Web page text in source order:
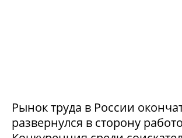
Рынок труда в России
развернулся в сторону